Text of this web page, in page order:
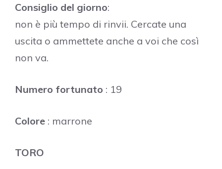
Consiglio del giorno:
non è più tempo di rinvii. Cercate una
uscita o ammettete anche a voi che così
non va.
Numero fortunato : 19
Colore : marrone
TORO